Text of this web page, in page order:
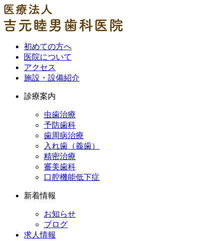
初めての方へ
医院について
アクセス
施設・設備紹介
診療案内
虫歯治療
予防歯科
歯周病治療
入れ歯（義歯）
精密治療
審美歯科
口腔機能低下症
新着情報
お知らせ
ブログ
求人情報